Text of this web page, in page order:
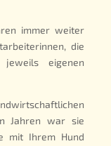
immer weiter
die
eigenen
Jahren war sie
mit Ihrem Hund